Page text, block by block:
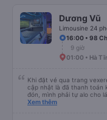
Dương Vũ
Limousine 24
16:00 • 98
9 giờ
01:00 • Hà
Khi đặt vé qua trang
cập nhật là đã thanh toán
đón, mình phải tự alo cho
mua qua trang vexere thì
Xem thêm